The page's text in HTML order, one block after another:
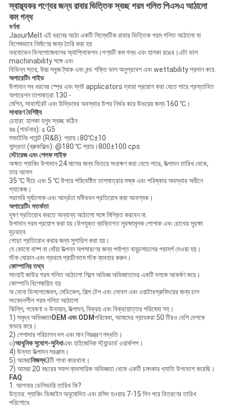
স্বাস্থ্যকর পণ্যের জন্য রাবার ভিত্তিক স্বচ্ছ গরম গলিত পিএসএ আঠালো
কম গন্ধ
বর্ণনা
JaourMelt এই ধরনের আঠা একটি সিন্থেটিক রাবার ভিত্তিক গরম গলিত আঠালো যা
বিশেষভাবে নির্মাণের জন্য তৈরি করা হয়
ননবোভেন ডিসপোজেবলের অ্যাপ্লিকেশন।পণ্যটি কম গন্ধ এবং হালকা রঙের।এটা ভাল
machinability সঙ্গে এবং
বিভিন্ন স্তর, উচ্চ সবুজ ট্যাক এবং বন্ড শক্তি ভাল অনুপ্রবেশ এবং wettability প্রদান করে.
অপারেটিং গাইড
উপাদান সব ধরনের স্প্রে এবং স্লট applicators দ্বারা প্রয়োগ করা যেতে পারে.প্রস্তাবিত
অপারেশন তাপমাত্রা 130 -
মেশিন, সাবস্ট্রেট এবং উদ্ভিদের অবস্থার উপর নির্ভর করে উভয়ের জন্য 160 ℃।
সাধারণ বৈশিষ্ট্য
চেহারা: হালকা হলুদ স্বচ্ছ কঠিন
রঙ (গার্ডনার): ≤ G5
সফটেনিং পয়েন্ট (R&B): প্রায়।80℃±10
সান্দ্রতা (ব্রুকফিল্ড): @180 ℃ প্রায়।800±100 cps
স্টোরেজ এবং শেলফ লাইফ
অক্ষত প্যাকিং উপাদান 24 মাসের জন্য ভিতরে সংরক্ষণ করা যেতে পারে, উত্পাদন তারিখ থেকে,
তার আসল
35 ℃ নীচে এবং 5 ℃ উপরে পরিবেষ্টিত তাপমাত্রায় শুষ্ক এবং পরিষ্কার অবস্থার অধীনে
প্যাকেজ।
সরাসরি সূর্যালোক এবং আর্দ্রতা ঘনীভবন প্রতিরোধ করা আবশ্যক।
অপারেটিং সতর্কতা
দূষণ প্রতিরোধ করতে অন্যান্য আঠালো সঙ্গে মিশ্রিত করবেন না.
উপাদান গরম প্রয়োগ করা হয়।উপযুক্ত ব্যক্তিগত সুরক্ষামূলক পোশাক এবং চোখের সুরক্ষা
দৃঢ়ভাবে
পোড়া প্রতিরোধ করার জন্য সুপারিশ করা হয়।
যে কোনো বাষ্প বা ধোঁয়া উত্পন্ন অপসারণের জন্য পর্যাপ্ত বায়ুচলাচলের পরামর্শ দেওয়া হয়।
স্টক ঘোরান এবং প্রথমে প্রাচীনতম স্টক ব্যবহার করুন।
কোম্পানির তথ্য
সাংহাই জাউর গরম গলিত আঠালো শিল্পে অভিজ্ঞ অভিজাতদের একটি দলকে আকর্ষণ করে।
কোম্পানি বিশেষায়িত হয়
অ বোনা ডিসপোজেবল, মেডিকেল, শিল্প টেপ এবং লেবেল এবং ওয়াটারপ্রুফিংয়ের জন্য চাপ
সংবেদনশীল গরম গলিত আঠালো
ঝিল্লি, গবেষণা ও উন্নয়ন, উত্পাদন, বিক্রয় এবং বিক্রয়োত্তর পরিষেবা সহ।
1) সমৃদ্ধ অভিজ্ঞতাOEM এবং ODMপরিষেবা, আমাদের গ্রাহকরা 50 টিরও বেশি দেশকে
কভার করে।
2) পেশাদার পরিচালন দল এবং মান নিয়ন্ত্রণ পদ্ধতি।
৩)আধুনিক সুযোগ-সুবিধাএবং হাইজেনিক স্ট্যান্ডার্ড ওয়ার্কশপ।
4) উন্নত উত্পাদন সরঞ্জাম।
5) আমরানিজস্ব3টি শাখা কারখানা।
7) আমরা 20 বছরের সফল ব্যবসায়িক অভিজ্ঞতা থেকে একটি চমৎকার খ্যাতি উপভোগ করেছি।
FAQ
1. আপনার ডেলিভারি তারিখ কি?
উত্তর: প্যাকিং ডিজাইন অনুমোদিত এবং রসিদ হওয়ার 7-15 দিন পরে বিতরণের তারিখ
পরিশোধে.